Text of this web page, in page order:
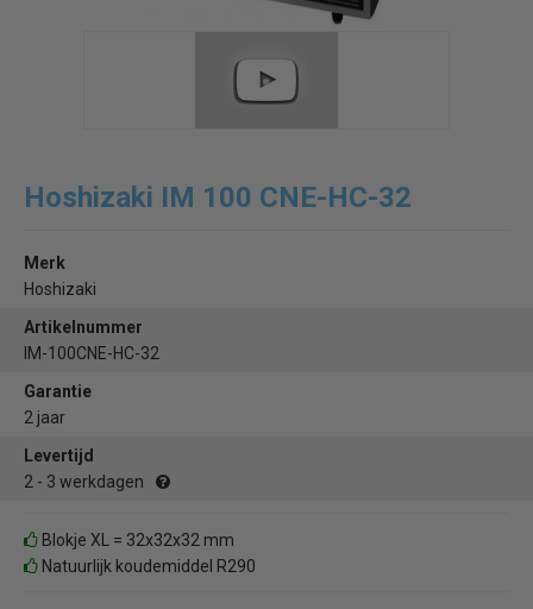
Hoshizaki IM 100 CNE-HC-32
Merk
Hoshizaki
Artikelnummer
IM-100CNE-HC-32
Garantie
2 jaar
Levertijd
2 - 3 werkdagen
Blokje XL = 32x32x32 mm
Natuurlijk koudemiddel R290